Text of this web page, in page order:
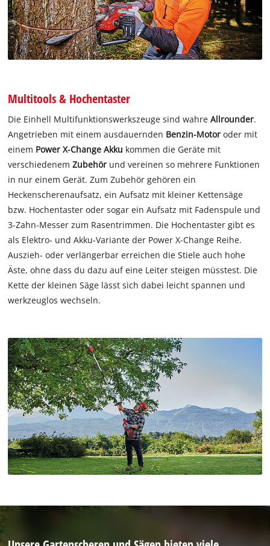
Multitools & Hochentaster
Die Einhell Multifunktionswerkszeuge sind wahreAllrounder.
Angetrieben mit einem ausdauernden Benzin-Motor oder mit
einem Power X-Change Akku kommen die Geräte mit
verschiedenemZubehör und vereinen so mehrere Funktionen
in nur einem Gerät. Zum Zubehör gehören ein
Heckenscherenaufsatz, ein Aufsatz mit kleiner Kettensäge
bzw. Hochentaster oder sogar ein Aufsatz mit Fadenspule und
3-Zahn-Messer zum Rasentrimmen. Die Hochentaster gibt es
als Elektro- und Akku-Variante der Power X-Change Reihe.
Auszieh- oder verlängerbar erreichen die Stiele auch hohe
Äste, ohne dass du dazu auf eine Leiter steigen müsstest. Die
Kette der kleinen Säge lässt sich dabei leicht spannen und
werkzeuglos wechseln.